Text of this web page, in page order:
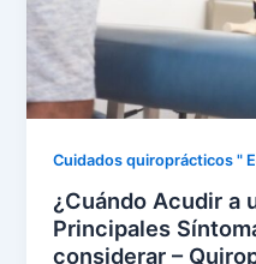
Cuidados quiroprácticos "
¿Cuándo Acudir a
Principales
considerar –